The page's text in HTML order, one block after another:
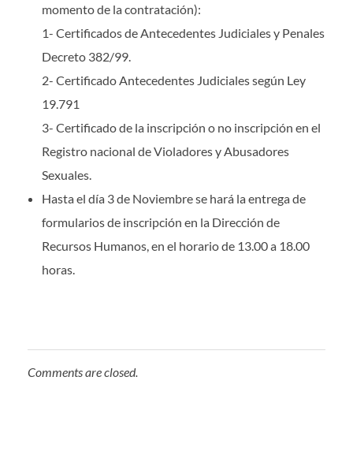
momento de la contratación):
1- Certificados de Antecedentes Judiciales y Penales
Decreto 382/99.
2- Certificado Antecedentes Judiciales según Ley
19.791
3- Certificado de la inscripción o no inscripción en el
Registro nacional de Violadores y Abusadores
Sexuales.
Hasta el día 3 de Noviembre se hará la entrega de
formularios de inscripción en la Dirección de
Recursos Humanos, en el horario de 13.00 a 18.00
horas.
Comments are closed.